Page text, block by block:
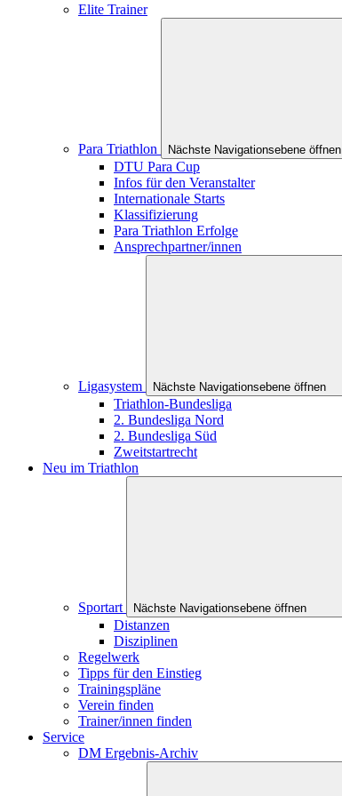
Elite Trainer
Para Triathlon Nächste Navigationsebene öffnen
DTU Para Cup
Infos für den Veranstalter
Internationale Starts
Klassifizierung
Para Triathlon Erfolge
Ansprechpartner/innen
Ligasystem Nächste Navigationsebene öffnen
Triathlon-Bundesliga
2. Bundesliga Nord
2. Bundesliga Süd
Zweitstartrecht
Neu im Triathlon
Sportart Nächste Navigationsebene öffnen
Distanzen
Disziplinen
Regelwerk
Tipps für den Einstieg
Trainingspläne
Verein finden
Trainer/innen finden
Service
DM Ergebnis-Archiv